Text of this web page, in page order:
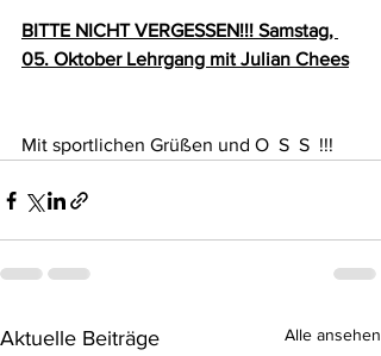
BITTE NICHT VERGESSEN!!! Samstag,
05. Oktober Lehrgang mit Julian Chees
Mit sportlichen Grüßen und O  S  S  !!!
Aktuelle Beiträge Alle ansehen